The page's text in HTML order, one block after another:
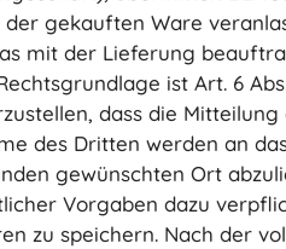
gekauften Ware
mit der Lieferung
ist Art. 6
dass die
des Dritten werden an
gewünschten Ort
Vorgaben dazu
zu speichern. Nach der